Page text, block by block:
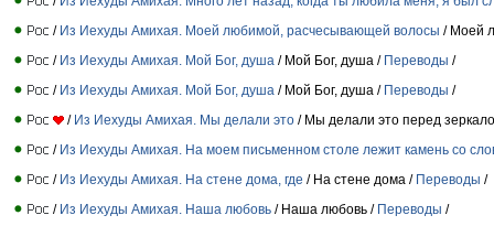
/ Из Иехуды Амихая. Моей любимой, расчесывающей волосы / Моей
/ Из Иехуды Амихая. Мой Бог, душа / Мой Бог, душа / Переводы /
/ Из Иехуды Амихая. Мой Бог, душа / Мой Бог, душа / Переводы /
/ Из Иехуды Амихая. Мы делали это / Мы делали это перед
/ Из Иехуды Амихая. На моем письменном столе лежит камень со
/ Из Иехуды Амихая. На стене дома, где / На стене дома / Переводы /
/ Из Иехуды Амихая. Наша любовь / Наша любовь / Переводы /